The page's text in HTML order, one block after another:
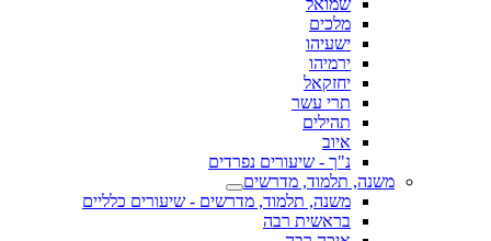
שמואל
מלכים
ישעיהו
ירמיהו
יחזקאל
תרי עשר
תהילים
איוב
נ"ך - שיעורים נפרדים
משנה, תלמוד, מדרשים
משנה, תלמוד, מדרשים - שיעורים כלליים
בראשית רבה